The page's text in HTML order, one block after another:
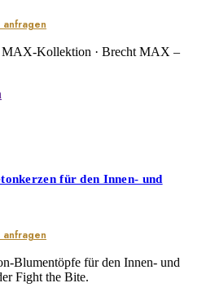
MAX-Kollektion · Brecht MAX –
für den Innen- und
Blumentöpfe für den Innen- und
Fight the Bite.